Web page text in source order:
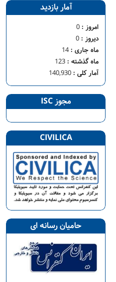
آمار بازدید
امروز : 0
دیروز : 0
ماه جاری : 14
ماه گذشته : 123
آمار کلی : 140,930
مجوز ISC
CIVILICA
حامیان رسانه ای